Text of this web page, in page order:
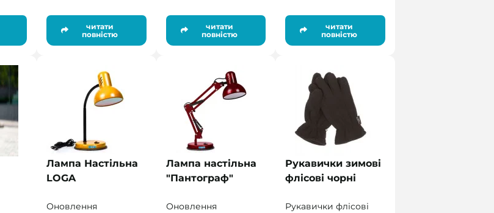
читати
повністю
читати
повністю
читати
повністю
Лампа Настільна
LOGA
Оновлення
Лампа настільна
"Пантограф"
Оновлення
Рукавички зимові
флісові чорні
Рукавички флісові